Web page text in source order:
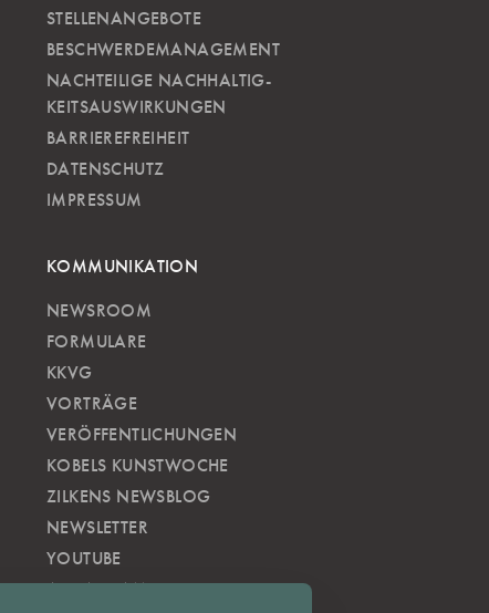
STELLENANGEBOTE
BESCHWERDEMANAGEMENT
NACHTEILIGE NACH­HALTIG­
KEITSAUSWIRKUNGEN
BARRIEREFREIHEIT
DATENSCHUTZ
IMPRESSUM
KOMMUNIKATION
NEWSROOM
FORMULARE
KKVG
VORTRÄGE
VERÖFFENTLICHUNGEN
KOBELS KUNSTWOCHE
ZILKENS NEWSBLOG
NEWSLETTER
YOUTUBE
INSTAGRAM